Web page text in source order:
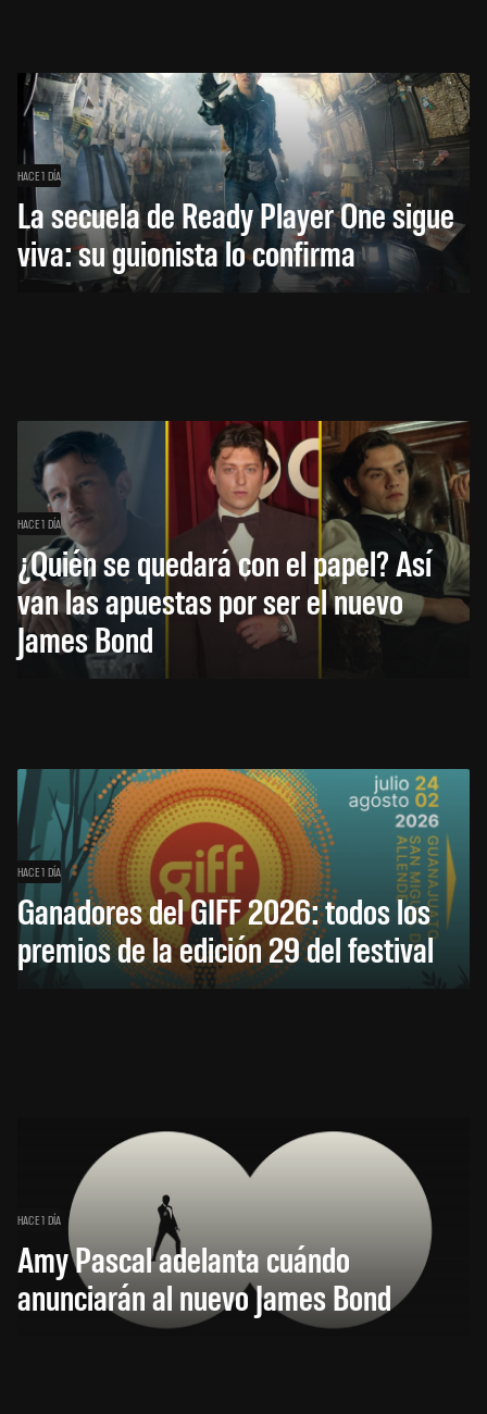
HACE 1 DÍA
La secuela de Ready Player One sigue
viva: su guionista lo confirma
HACE 1 DÍA
¿Quién se quedará con el papel? Así
van las apuestas por ser el nuevo
James Bond
HACE 1 DÍA
Ganadores del GIFF 2026: todos los
premios de la edición 29 del festival
HACE 1 DÍA
Amy Pascal adelanta cuándo
anunciarán al nuevo James Bond